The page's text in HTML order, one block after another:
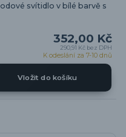
svítidlo v bílé barvě s
352,00 Kč
290,91 Kč bez DPH
K odeslání za 7-10 dnů
Vložit do košíku